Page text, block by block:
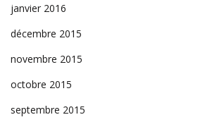
janvier 2016
décembre 2015
novembre 2015
octobre 2015
septembre 2015